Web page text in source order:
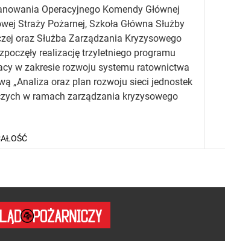
Operacyjnego Komendy Głównej
Straży Pożarnej, Szkoła Główna Służby
oraz Służba Zarządzania Kryzysowego
realizację trzyletniego programu
w zakresie rozwoju systemu ratownictwa
„Analiza oraz plan rozwoju sieci jednostek
w ramach zarządzania kryzysowego